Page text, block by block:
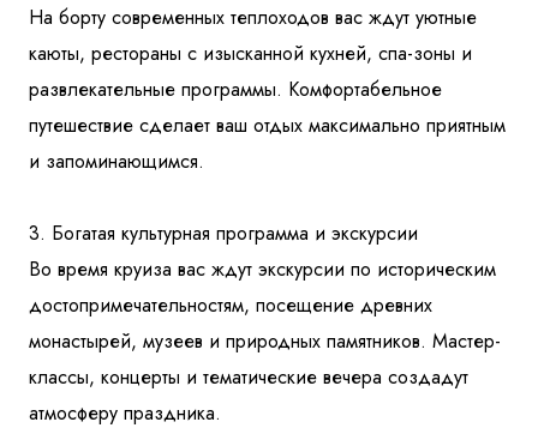
На борту современных теплоходов вас ждут уютные
каюты, рестораны с изысканной кухней, спа-зоны и
развлекательные программы. Комфортабельное
путешествие сделает ваш отдых максимально приятным
и запоминающимся.
3. Богатая культурная программа и экскурсии
Во время круиза вас ждут экскурсии по историческим
достопримечательностям, посещение древних
монастырей, музеев и природных памятников. Мастер-
классы, концерты и тематические вечера создадут
атмосферу праздника.